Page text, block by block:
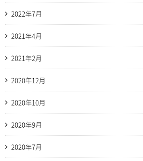
2022年7月
2021年4月
2021年2月
2020年12月
2020年10月
2020年9月
2020年7月